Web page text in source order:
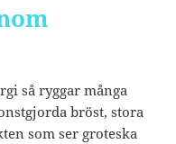
så ryggar många
bröst, stora
som ser groteska